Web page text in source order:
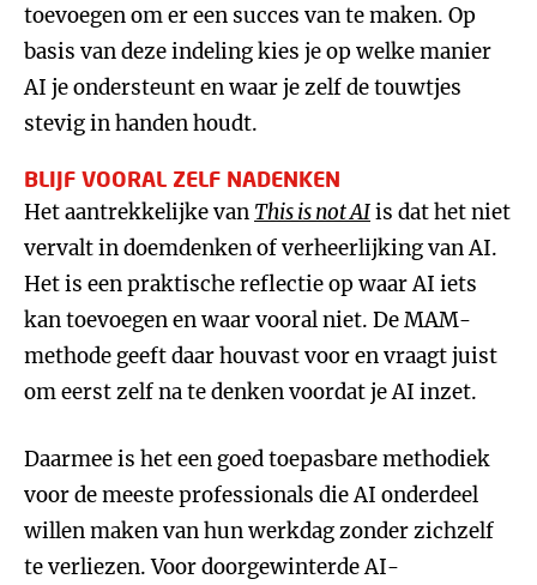
toevoegen om er een succes van te maken. Op
basis van deze indeling kies je op welke manier
AI je ondersteunt en waar je zelf de touwtjes
stevig in handen houdt.
BLIJF VOORAL ZELF NADENKEN
Het aantrekkelijke van This is not AIis dat het niet
vervalt in doemdenken of verheerlijking van AI.
Het is een praktische reflectie op waar AI iets
kan toevoegen en waar vooral niet. De MAM-
methode geeft daar houvast voor en vraagt juist
om eerst zelf na te denken voordat je AI inzet.
Daarmee is het een goed toepasbare methodiek
voor de meeste professionals die AI onderdeel
willen maken van hun werkdag zonder zichzelf
te verliezen. Voor doorgewinterde AI-